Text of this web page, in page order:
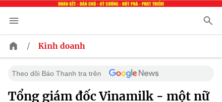
/ Kinh doanh
Theo dõi Báo Thanh tra trên
Tổng giám đốc Vinamilk - một nữ